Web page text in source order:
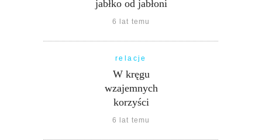
jabłko od jabłoni
6 lat temu
relacje
W kręgu
wzajemnych
korzyści
6 lat temu